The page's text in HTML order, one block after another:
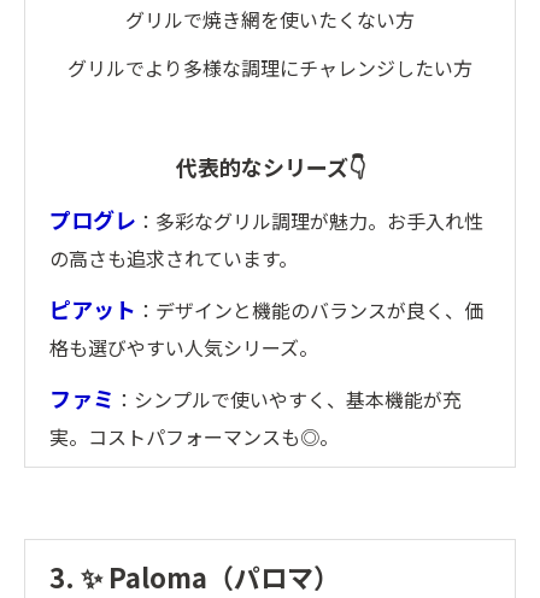
グリルで焼き網を使いたくない方
グリルでより多様な調理にチャレンジしたい方
代表的なシリーズ👇
プログレ ：多彩なグリル調理が魅力。お手入れ性
の高さも追求されています。
ピアット ：デザインと機能のバランスが良く、価
格も選びやすい人気シリーズ。
ファミ ：シンプルで使いやすく、基本機能が充
実。コストパフォーマンスも◎。
3. ✨ Paloma（パロマ）